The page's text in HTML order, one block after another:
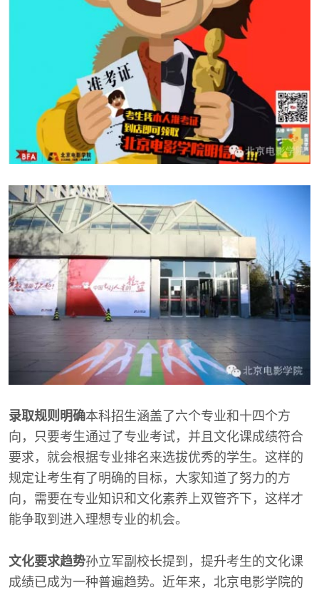
录取规则明确本科招生涵盖了六个专业和十四个方
向，只要考生通过了专业考试，并且文化课成绩符合
要求，就会根据专业排名来选拔优秀的学生。这样的
规定让考生有了明确的目标，大家知道了努力的方
向，需要在专业知识和文化素养上双管齐下，这样才
能争取到进入理想专业的机会。
文化要求趋势孙立军副校长提到，提升考生的文化课
成绩已成为一种普遍趋势。近年来，北京电影学院的